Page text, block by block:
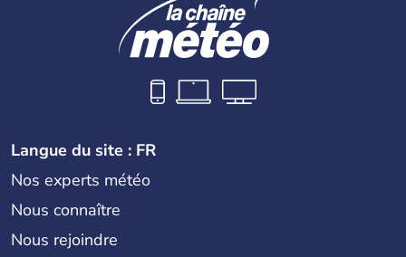
Langue du site : FR
Nos experts météo
Nous connaître
Nous rejoindre